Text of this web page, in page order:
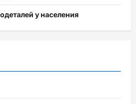
у населения